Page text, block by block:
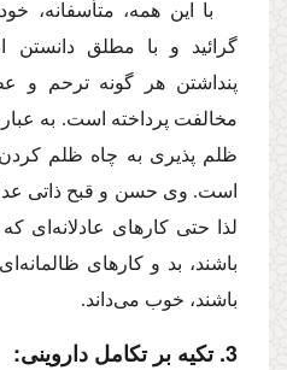
‌با این همه، متأسفانه،‌
گرائید و با مطلق
پنداشتن هر گونه ترحم و
مخالفت پرداخته است. به
ظلم پذیری به چاه ظلم
است. وی حسن و قبح ذاتی
‌لذا حتی كارهای عادلانه‌ای
باشند، بد و كارهای
باشند،‌ خوب می‌داند.
3. تكیه بر تكامل داروینی: